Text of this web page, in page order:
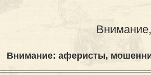
Внимание: аферисты,